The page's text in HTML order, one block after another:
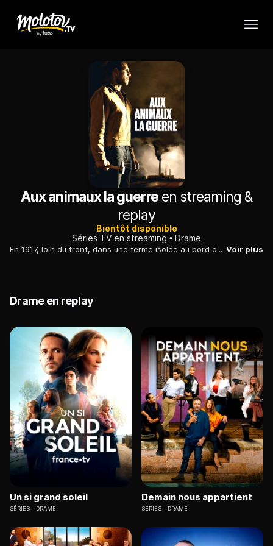
Aux animaux la guerreen streaming &
replay
Bientôt disponible
Séries TV en streaming
Drame
En 1917, loin du front, dans une ferme isolée au bord de la forêt, deux femmes survivent. La plus jeune tente de trouver sa place au sein de la communauté. Voir plus
Drame en replay
Un si grand soleil
SÉRIES DRAME
Demain nous appartient
SÉRIES DRAME